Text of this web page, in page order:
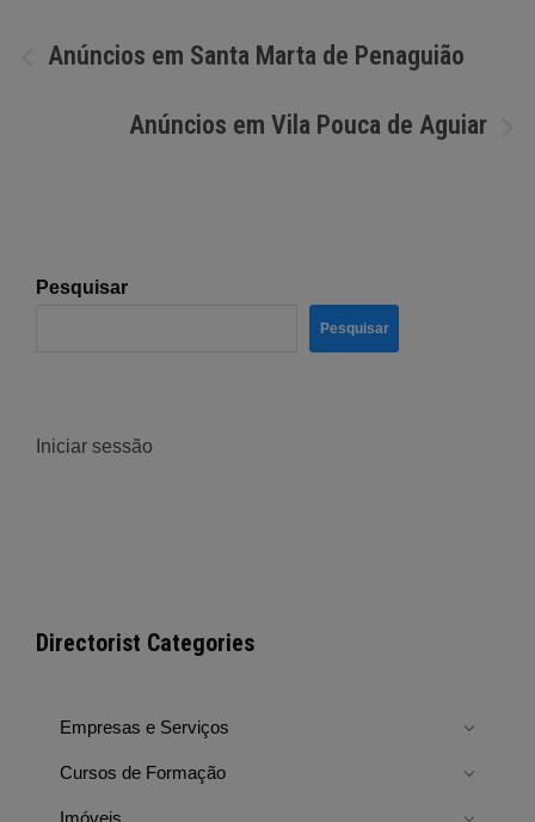
Navegação
Anúncios em Santa Marta de Penaguião
Anúncios em Vila Pouca de Aguiar
Pesquisar
Pesquisar
Iniciar sessão
Directorist Categories
Empresas e Serviços
Cursos de Formação
Imóveis